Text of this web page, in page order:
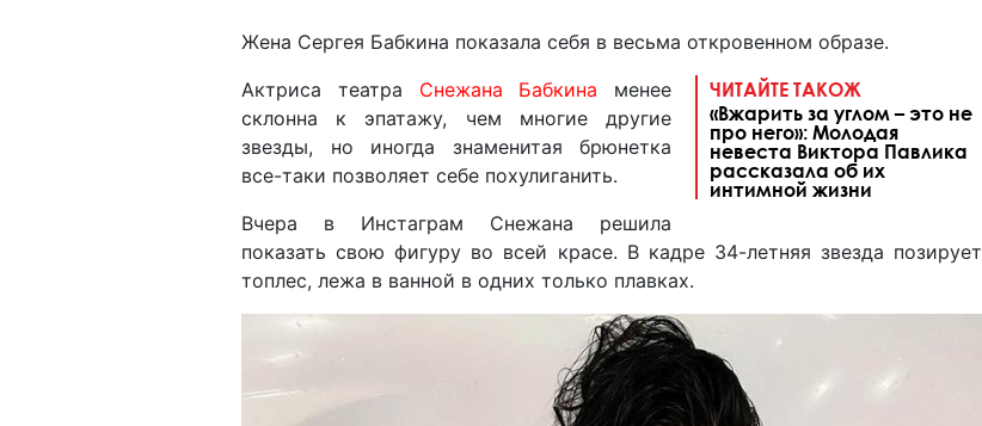
Жена Сергея Бабкина показала себя в весьма откровенном образе.
ЧИТАЙТЕ ТАКОЖ
«Вжарить за углом – это не
про него»: Молодая
невеста Виктора Павлика
рассказала об их
интимной жизни
Актриса театра Снежана Бабкина менее
склонна к эпатажу, чем многие другие
звезды, но иногда знаменитая брюнетка
все-таки позволяет себе похулиганить.
Вчера в Инстаграм Снежана решила
показать свою фигуру во всей красе. В кадре 34-летняя звезда позирует
топлес, лежа в ванной в одних только плавках.